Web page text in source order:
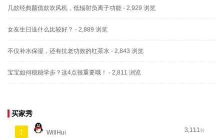
几款经典颜值款吹风机，低辐射负离子功能 - 2,929 浏览
女友生日送什么比较好？ - 2,889 浏览
不仅补水保湿，还有抗老功效的红茶水 - 2,843 浏览
宝宝如何稳稳学步？这4点很重要哦！ - 2,811 浏览
买家秀
1 WillHui 3,111分